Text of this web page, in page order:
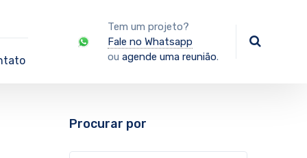
Tem um projeto?
Fale no Whatsapp
ou agende uma reunião.
Procurar por